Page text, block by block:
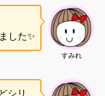
すみれ
した✨
シリ